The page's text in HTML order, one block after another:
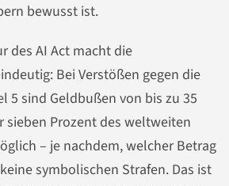
bewusst ist.
des AI Act macht die
Bei Verstößen gegen die
5 sind Geldbußen von bis zu 35
sieben Prozent des weltweiten
– je nachdem, welcher Betrag
symbolischen Strafen. Das ist